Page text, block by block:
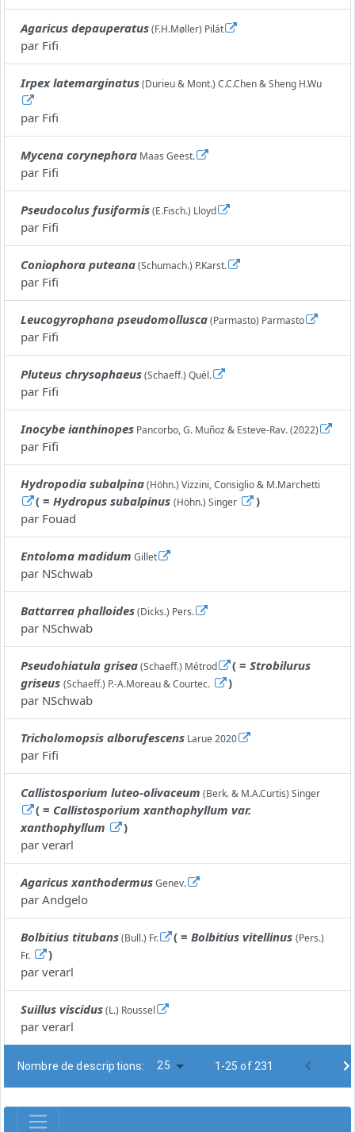
Agaricus depauperatus(F.H.Møller) Pilát
par Fifi
Irpex latemarginatus(Durieu & Mont.) C.C.Chen & Sheng H.Wu
par Fifi
Mycena corynephora Maas Geest.
par Fifi
Pseudocolus fusiformis(E.Fisch.) Lloyd
par Fifi
Coniophora puteana(Schumach.) P.Karst.
par Fifi
Leucogyrophana pseudomollusca(Parmasto) Parmasto
par Fifi
Pluteus chrysophaeus(Schaeff.) Quél.
par Fifi
Inocybe ianthinopes Pancorbo, G. Muñoz & Esteve-Rav. (2022)
par Fifi
Hydropodia subalpina(Höhn.) Vizzini, Consiglio & M.Marchetti
( =Hydropus subalpinus (Höhn.) Singer
)
par Fouad
Entoloma madidum Gillet
par NSchwab
Battarrea phalloides(Dicks.) Pers.
par NSchwab
Pseudohiatula grisea(Schaeff.) Métrod ( =Strobilurus
griseus (Schaeff.) P.-A.Moreau & Courtec.
)
par NSchwab
Tricholomopsis alborufescens Larue 2020
par Fifi
Callistosporium luteo-olivaceum (Berk. & M.A.Curtis) Singer
( = Callistosporium xanthophyllum var.
xanthophyllum
)
par verarl
Agaricus xanthodermusGenev.
par Andgelo
Bolbitius titubans(Bull.) Fr. ( =Bolbitius vitellinus (Pers.)
Fr.
)
par verarl
Suillus viscidus(L.) Roussel
par verarl
Nombre de descriptions: 25 1-25 of 231